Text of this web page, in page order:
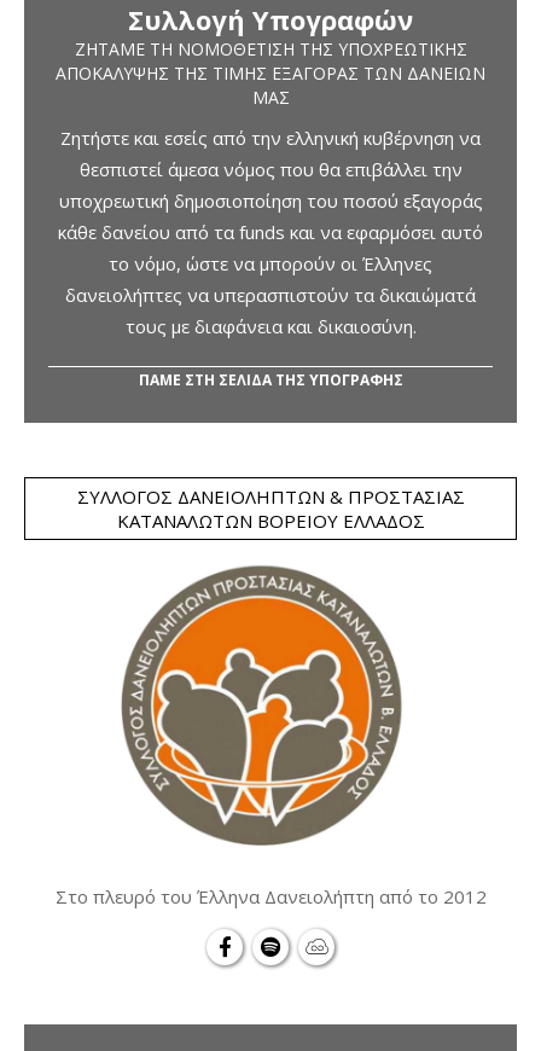
Συλλογή Υπογραφών
ΖΗΤΆΜΕ ΤΗ ΝΟΜΟΘΈΤΙΣΗ ΤΗΣ ΥΠΟΧΡΕΩΤΙΚΉΣ
ΑΠΟΚΆΛΥΨΗΣ ΤΗΣ ΤΙΜΉΣ ΕΞΑΓΟΡΆΣ ΤΩΝ ΔΑΝΕΊΩΝ
ΜΑΣ
Ζητήστε και εσείς από την ελληνική κυβέρνηση να
θεσπιστεί άμεσα νόμος που θα επιβάλλει την
υποχρεωτική δημοσιοποίηση του ποσού εξαγοράς
κάθε δανείου από τα funds και να εφαρμόσει αυτό
το νόμο, ώστε να μπορούν οι Έλληνες
δανειολήπτες να υπερασπιστούν τα δικαιώματά
τους με διαφάνεια και δικαιοσύνη.
ΠΑΜΕ ΣΤΗ ΣΕΛΙΔΑ ΤΗΣ ΥΠΟΓΡΑΦΗΣ
ΣΎΛΛΟΓΟΣ ΔΑΝΕΙΟΛΗΠΤΏΝ & ΠΡΟΣΤΑΣΊΑΣ
ΚΑΤΑΝΑΛΩΤΏΝ ΒΟΡΕΊΟΥ ΕΛΛΆΔΟΣ
Στο πλευρό του Έλληνα Δανειολήπτη από το 2012